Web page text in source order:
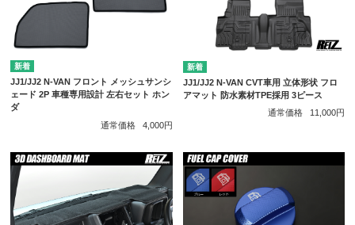
JJ1/JJ2 N-VAN フロント メッシュサンシ
ェード 2P 車種専用設計 左右セット ホン
ダ
通常価格
4,000円
JJ1/JJ2 N-VAN CVT車用 立体形状 フロ
アマット 防水素材TPE採用 3ピース
通常価格
11,000円